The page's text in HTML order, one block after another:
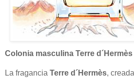
Colonia masculina Terre d´Hermès
La fragancia Terre d´Hermès,